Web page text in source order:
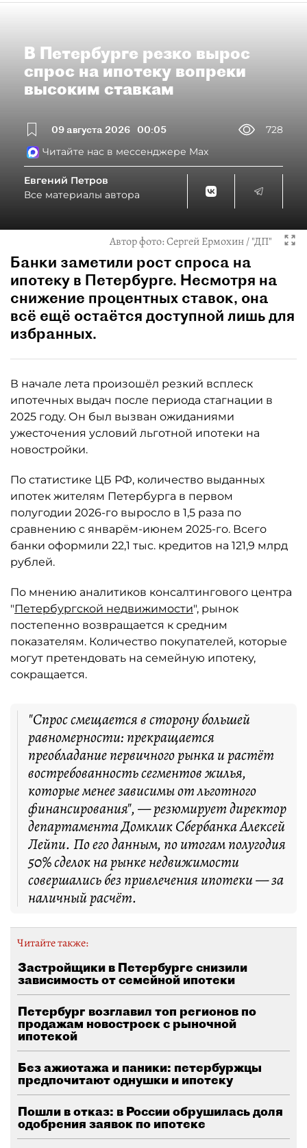
В Петербурге резко вырос
спрос на ипотеку вопреки
высоким ставкам
09 августа 2026 00:05
728
Читайте нас в мессенджере Max
Евгений Петров
Все материалы автора
Автор фото:Сергей Ермохин / "ДП"
Банки заметили рост спроса на
ипотеку в Петербурге. Несмотря на
снижение процентных ставок, она
всё ещё остаётся доступной лишь для
избранных.
В начале лета произошёл резкий всплеск
ипотечных выдач после периода стагнации в
2025 году. Он был вызван ожиданиями
ужесточения условий льготной ипотеки на
новостройки.
По статистике ЦБ РФ, количество выданных
ипотек жителям Петербурга в первом
полугодии 2026-го выросло в 1,5 раза по
сравнению с январём-июнем 2025-го. Всего
банки оформили 22,1 тыс. кредитов на 121,9 млрд
рублей.
По мнению аналитиков консалтингового центра
"Петербургской недвижимости", рынок
постепенно возвращается к средним
показателям. Количество покупателей, которые
могут претендовать на семейную ипотеку,
сокращается.
"Спрос смещается в сторону большей
равномерности: прекращается
преобладание первичного рынка и растёт
востребованность сегментов жилья,
которые менее зависимы от льготного
финансирования", — резюмирует директор
департамента Домклик Сбербанка Алексей
Лейпи. По его данным, по итогам полугодия
50% сделок на рынке недвижимости
совершались без привлечения ипотеки — за
наличный расчёт.
Читайте также:
Застройщики в Петербурге снизили
зависимость от семейной ипотеки
Петербург возглавил топ регионов по
продажам новостроек с рыночной
ипотекой
Без ажиотажа и паники: петербуржцы
предпочитают однушки и ипотеку
Пошли в отказ: в России обрушилась доля
одобрения заявок по ипотеке